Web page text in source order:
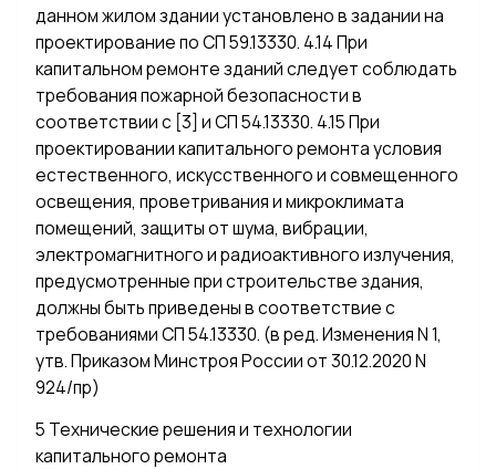
данном жилом здании установлено в задании на
проектирование по СП 59.13330. 4.14 При
капитальном ремонте зданий следует соблюдать
требования пожарной безопасности в
соответствии с [3] и СП 54.13330. 4.15 При
проектировании капитального ремонта условия
естественного, искусственного и совмещенного
освещения, проветривания и микроклимата
помещений, защиты от шума, вибрации,
электромагнитного и радиоактивного излучения,
предусмотренные при строительстве здания,
должны быть приведены в соответствие с
требованиями СП 54.13330. (в ред. Изменения N 1,
утв. Приказом Минстроя России от 30.12.2020 N
924/пр)
5 Технические решения и технологии
капитального ремонта